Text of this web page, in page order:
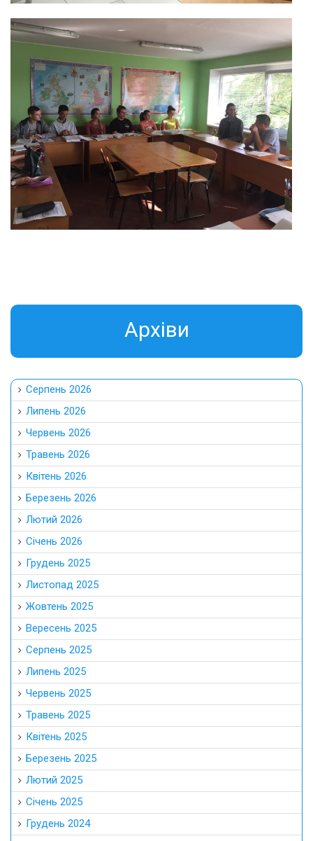
Aрхіви
Серпень 2026
Липень 2026
Червень 2026
Травень 2026
Квітень 2026
Березень 2026
Лютий 2026
Січень 2026
Грудень 2025
Листопад 2025
Жовтень 2025
Вересень 2025
Серпень 2025
Липень 2025
Червень 2025
Травень 2025
Квітень 2025
Березень 2025
Лютий 2025
Січень 2025
Грудень 2024